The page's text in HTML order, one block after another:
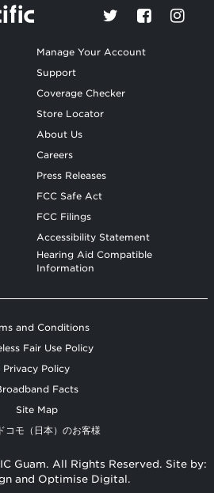
Manage Your Account
Support
Coverage Checker
Store Locator
About Us
Careers
Press Releases
FCC Safe Act
FCC Filings
Accessibility Statement
Hearing Aid Compatible
Information
and Conditions
Fair Use Policy
Privacy Policy
Facts
Site Map
コモ（日本）のお客様
Guam. All Rights Reserved. Site by:
and Optimise Digital .